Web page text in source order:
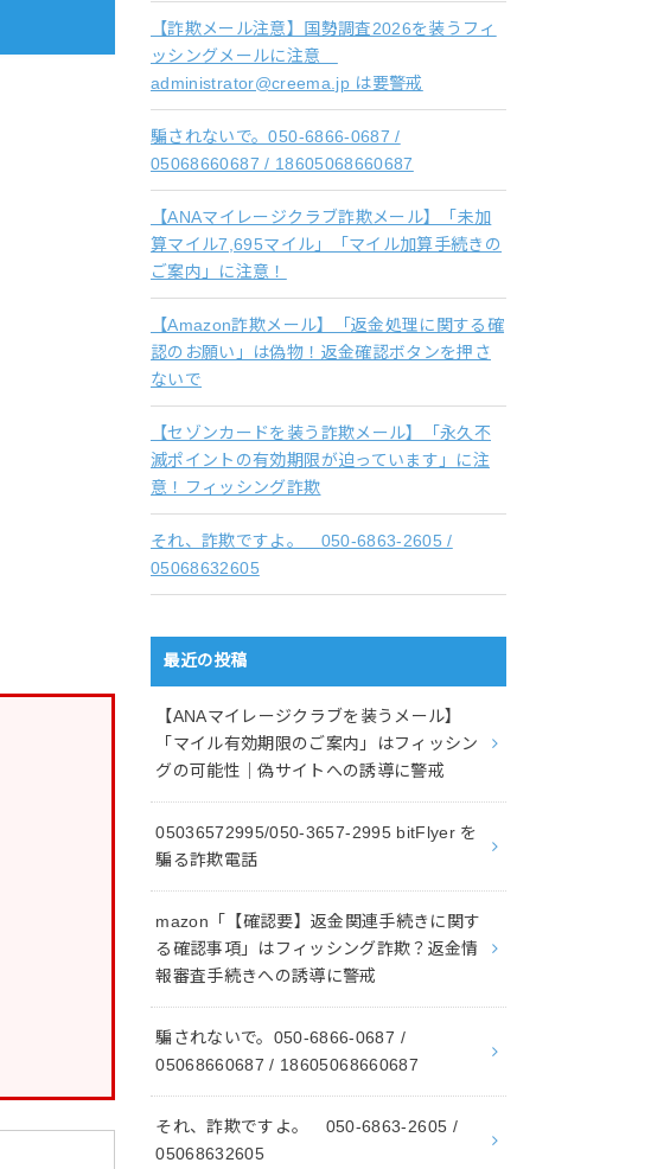
【詐欺メール注意】国勢調査2026を装うフィ
ッシングメールに注意
administrator@creema.jp は要警戒
騙されないで。050-6866-0687 /
05068660687 / 18605068660687
【ANAマイレージクラブ詐欺メール】「未加
算マイル7,695マイル」「マイル加算手続きの
ご案内」に注意！
【Amazon詐欺メール】「返金処理に関する確
認のお願い」は偽物！返金確認ボタンを押さ
ないで
【セゾンカードを装う詐欺メール】「永久不
滅ポイントの有効期限が迫っています」に注
意！フィッシング詐欺
それ、詐欺ですよ。 050-6863-2605 /
05068632605
最近の投稿
【ANAマイレージクラブを装うメール】
「マイル有効期限のご案内」はフィッシン
グの可能性｜偽サイトへの誘導に警戒
05036572995/050-3657-2995 bitFlyer を
騙る詐欺電話
mazon「【確認要】返金関連手続きに関す
る確認事項」はフィッシング詐欺？返金情
報審査手続きへの誘導に警戒
騙されないで。050-6866-0687 /
05068660687 / 18605068660687
それ、詐欺ですよ。 050-6863-2605 /
05068632605